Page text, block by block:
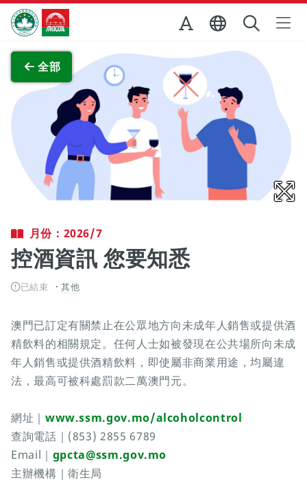
跳至主内容
澳門特別行政區政府旅遊局
全部
月份：2026/7
控酒資訊 您要知悉
已結束 其他
澳門已訂定有關禁止在公眾地方向未成年人銷售或提供酒
精飲料的相關規定。任何人士如被發現在公共場所向未成
年人銷售或提供酒精飲料，即使屬非商業用途，均屬違
法，最高可被科處罰款二萬澳門元。
網址｜ www.ssm.gov.mo/alcoholcontrol
查詢電話｜(853) 2855 6789
Email｜ gpcta@ssm.gov.mo
主辦機構｜衛生局